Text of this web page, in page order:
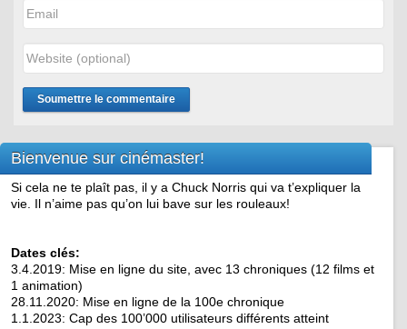
Bienvenue sur cinémaster!
Si cela ne te plaît pas, il y a Chuck Norris qui va t’expliquer la
vie. Il n’aime pas qu’on lui bave sur les rouleaux!
Dates clés:
3.4.2019: Mise en ligne du site, avec 13 chroniques (12 films et
1 animation)
28.11.2020: Mise en ligne de la 100e chronique
1.1.2023: Cap des 100’000 utilisateurs différents atteint